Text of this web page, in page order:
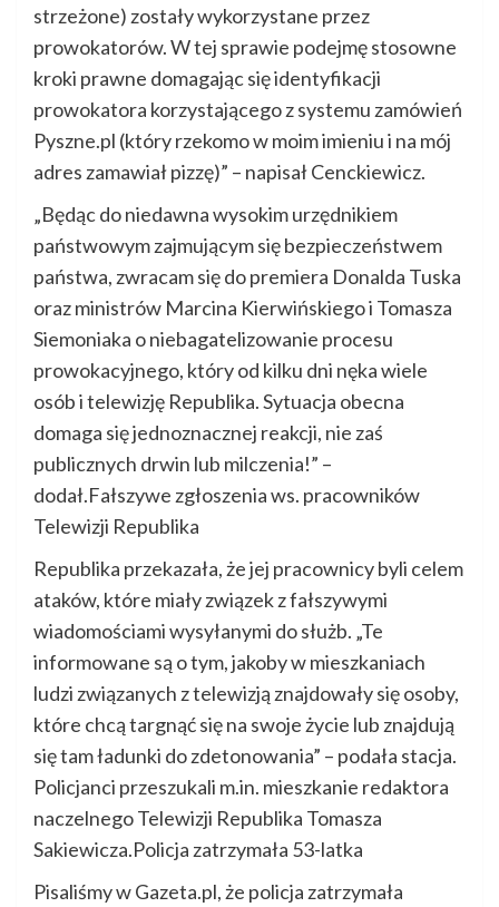
strzeżone) zostały wykorzystane przez
prowokatorów. W tej sprawie podejmę stosowne
kroki prawne domagając się identyfikacji
prowokatora korzystającego z systemu zamówień
Pyszne.pl (który rzekomo w moim imieniu i na mój
adres zamawiał pizzę)” – napisał Cenckiewicz.
„Będąc do niedawna wysokim urzędnikiem
państwowym zajmującym się bezpieczeństwem
państwa, zwracam się do premiera Donalda Tuska
oraz ministrów Marcina Kierwińskiego i Tomasza
Siemoniaka o niebagatelizowanie procesu
prowokacyjnego, który od kilku dni nęka wiele
osób i telewizję Republika. Sytuacja obecna
domaga się jednoznacznej reakcji, nie zaś
publicznych drwin lub milczenia!” –
dodał.Fałszywe zgłoszenia ws. pracowników
Telewizji Republika
Republika przekazała, że jej pracownicy byli celem
ataków, które miały związek z fałszywymi
wiadomościami wysyłanymi do służb. „Te
informowane są o tym, jakoby w mieszkaniach
ludzi związanych z telewizją znajdowały się osoby,
które chcą targnąć się na swoje życie lub znajdują
się tam ładunki do zdetonowania” – podała stacja.
Policjanci przeszukali m.in. mieszkanie redaktora
naczelnego Telewizji Republika Tomasza
Sakiewicza.Policja zatrzymała 53-latka
Pisaliśmy w Gazeta.pl, że policja zatrzymała